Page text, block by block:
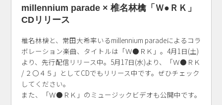
millennium parade × 椎名林檎「Ｗ●ＲＫ」
CDリリース
椎名林檎と、常田大希率いるmillennium paradeによるコラ
ボレーション楽曲、タイトルは「Ｗ●ＲＫ」。4月1日(土)
より、先行配信リリース中。5月17日(水)より、「Ｗ●ＲＫ
/ ２〇４５」としてCDでもリリース中です。ぜひチェック
してください。
また、「Ｗ●ＲＫ」のミュージックビデオも公開中です。